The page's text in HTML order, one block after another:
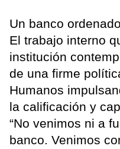
Un banco ordenado
El trabajo interno
institución
de una firme
Humanos
la calificación y
“No venimos ni a
banco. Venimos